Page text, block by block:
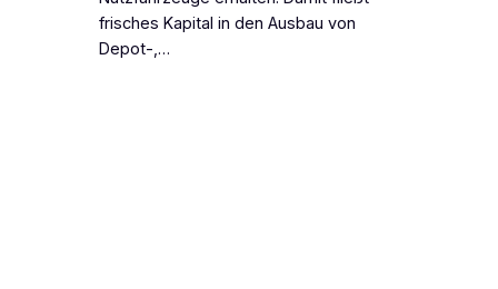
frisches Kapital in den Ausbau von
Depot-,…